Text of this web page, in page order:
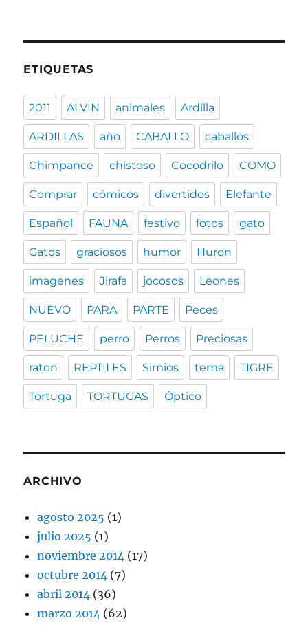
ETIQUETAS
2011 ALVIN animales Ardilla
ARDILLAS año CABALLO caballos
Chimpance chistoso Cocodrilo COMO
Comprar cómicos divertidos Elefante
Español FAUNA festivo fotos gato
Gatos graciosos humor Huron
imagenes Jirafa jocosos Leones
NUEVO PARA PARTE Peces
PELUCHE perro Perros Preciosas
raton REPTILES Simios tema TIGRE
Tortuga TORTUGAS Óptico
ARCHIVO
agosto 2025 (1)
julio 2025 (1)
noviembre 2014 (17)
octubre 2014 (7)
abril 2014 (36)
marzo 2014 (62)